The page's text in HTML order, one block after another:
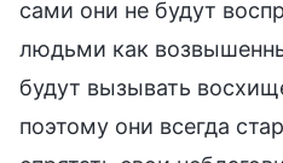
сами они не будут
людьми как
будут вызывать
поэтому они всегда